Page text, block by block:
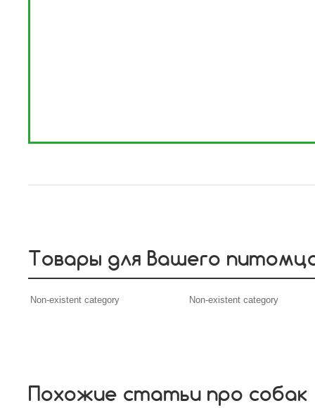
Товары для Вашего
Non-existent category Non-existent category
Похожие статьи про собак